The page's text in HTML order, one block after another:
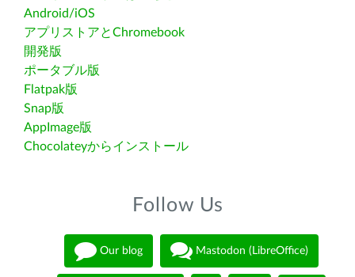
Android/iOS
アプリストアとChromebook
開発版
ポータブル版
Flatpak版
Snap版
AppImage版
Chocolateyからインストール
Follow Us
Our blog Mastodon (LibreOffice)